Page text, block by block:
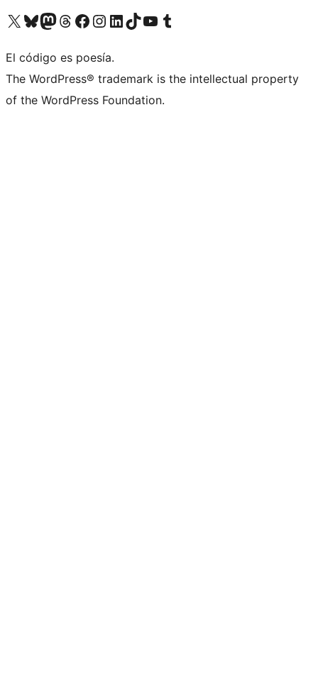
Visita nuestra cuenta de X (anteriormente Twitter)
Visita nuestra cuenta de Bluesky
Visita nuestra cuenta de Mastodon
Visita nuestra cuenta de Threads
Visita nuestra página de Facebook
Visita nuestra cuenta de Instagram
Visita nuestra cuenta de LinkedIn
Visita nuestra cuenta de TikTok
Visita nuestro canal de YouTube
Visita nuestra cuenta de Tumblr
El código es poesía.
The WordPress® trademark is the intellectual property
of the WordPress Foundation.